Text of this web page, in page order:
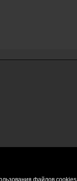
файлов cookies